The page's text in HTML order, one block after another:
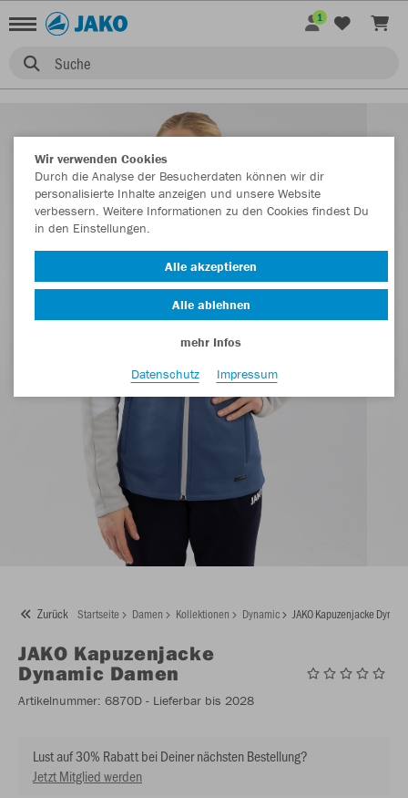
Suche
1
Zurück Startseite Damen Kollektionen Dynamic JAKO Kapuzenjacke
JAKO Kapuzenjacke
Dynamic Damen
Artikelnummer: 6870D - Lieferbar bis 2028
Lust auf 30% Rabatt bei Deiner nächsten Bestellung?
Jetzt Mitglied werden
Wir verwenden Cookies
Durch die Analyse der Besucherdaten können wir dir
personalisierte Inhalte anzeigen und unsere Website
verbessern. Weitere Informationen zu den Cookies findest Du
in den Einstellungen.
Alle akzeptieren
Alle ablehnen
mehr Infos
Datenschutz
Impressum